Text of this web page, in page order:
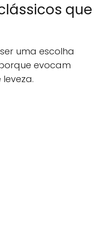
que
uma escolha
evocam